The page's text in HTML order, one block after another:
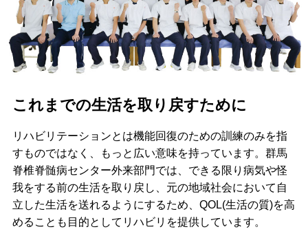
これまでの生活を取り戻すために
リハビリテーションとは機能回復のための訓練のみを指
すものではなく、もっと広い意味を持っています。群馬
脊椎脊髄病センター外来部門では、できる限り病気や怪
我をする前の生活を取り戻し、元の地域社会において自
立した生活を送れるようにするため、QOL(生活の質)を高
めることも目的としてリハビリを提供しています。